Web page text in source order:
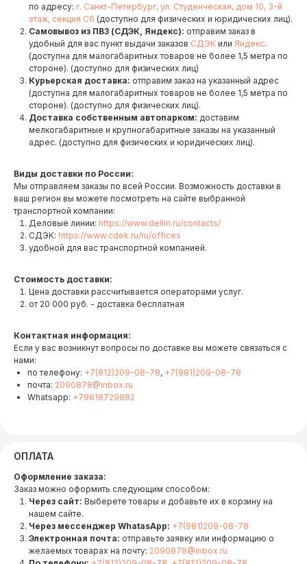
по адресу: г. Санкт-Петербург, ул. Студенческая, дом 10, 3-й
этаж, секция С6 (доступно для физических и юридических лиц).
Самовывоз из ПВЗ (СДЭК, Яндекс): отправим заказ в
удобный для вас пункт выдачи заказов СДЭК или Яндекс.
(доступна для малогабаритных товаров не более 1,5 метра по
стороне). (доступно для физических лиц)
Курьерская доставка: отправим заказ на указанный адрес
(доступна для малогабаритных товаров не более 1,5 метра по
стороне). (доступно для физических лиц).
Доставка собственным автопарком: доставим
мелкогабаритные и крупногабаритные заказы на указанный
адрес. (доступно для физических и юридических лиц).
Виды доставки по России:
Мы отправляем заказы по всей России. Возможность доставки в
ваш регион вы можете посмотреть на сайте выбранной
транспортной компании:
Деловые линии: https://www.dellin.ru/contacts/
СДЭК: https://www.cdek.ru/ru/offices
удобной для вас транспортной компанией.
Стоимость доставки:
Цена доставки рассчитывается операторами услуг.
от 20 000 руб. - доставка бесплатная
Контактная информация:
Если у вас возникнут вопросы по доставке вы можете связаться с
нами:
по телефону: +7(812)209-08-78, +7(981)209-08-78
почта: 2090878@inbox.ru
Whatsapp: +79818729882
ОПЛАТА
Оформление заказа:
Заказ можно оформить следующим способом:
Через сайт: Выберете товары и добавьте их в корзину на
нашем сайте.
Через мессенджер WhatasApp: +7(981)209-08-78
Электронная почта: отправьте заявку или информацию о
желаемых товарах на почту: 2090878@inbox.ru